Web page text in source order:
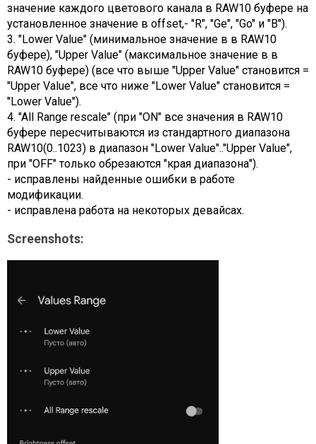
значение каждого цветового канала в RAW10 буфере на
установленное значение в offset,- "R", "Ge", "Go" и "B").
3. "Lower Value" (минимальное значение в в RAW10
буфере), "Upper Value" (максимальное значение в в
RAW10 буфере) (все что выше "Upper Value" становится =
"Upper Value", все что ниже "Lower Value" становится =
"Lower Value").
4. "All Range rescale" (при "ON" все значения в RAW10
буфере пересчитываются из стандартного диапазона
RAW10(0..1023) в диапазон "Lower Value".."Upper Value",
при "OFF" только обрезаются "края диапазона").
- исправлены найденные ошибки в работе
модификации.
- исправлена работа на некоторых девайсах.
Screenshots: